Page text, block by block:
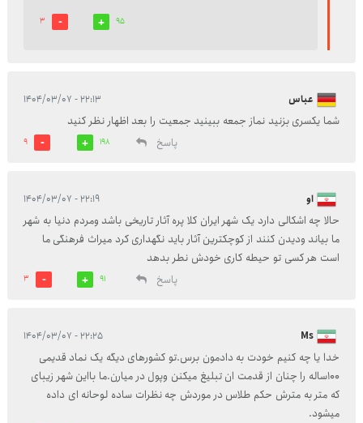
95
3
عباس ۲۲:۱۳ - ۱۴۰۴/۰۳/۰۷
شما یکسری بزنید نماز جمعه ببینید جمعیت را بعد اظهار نظر کنید
پاسخ
198
9
او ۲۲:۱۹ - ۱۴۰۴/۰۳/۰۷
حالا چه اشکالی دارد یک شهر ایران کلا پره آثار تاریخی باشد ومردم دنیا به شهر
ما بیاند ودیدن کنند از کوچکترین آثار باید نگهداری کرد میراث فرهنگی ما
است هر کسی تو حیطه کاری خودش نطر بدهد
پاسخ
91
3
Ms ۲۲:۲۵ - ۱۴۰۴/۰۳/۰۷
خدا یا چه کنیم خودت به دادمون برس.تو کشورهای دیگه یک نماد قدیمی
۱۰۰ساله را چنان از قدمت ان تبلیغ میکنن وپول در میارن.ما بااین شهر زیبای
که متر به مترش حکم طلاس در موردش چه نظرات ساده لوحانه ای داده
میشود.